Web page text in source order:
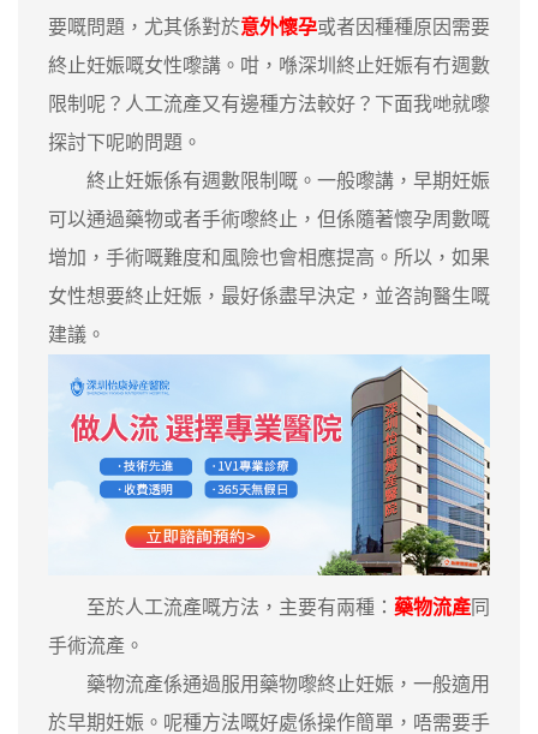
要嘅問題，尤其係對於意外懷孕或者因種種原因需要
終止妊娠嘅女性嚟講。咁，喺深圳終止妊娠有冇週數
限制呢？人工流產又有邊種方法較好？下面我哋就嚟
探討下呢啲問題。
終止妊娠係有週數限制嘅。一般嚟講，早期妊娠
可以通過藥物或者手術嚟終止，但係隨著懷孕周數嘅
增加，手術嘅難度和風險也會相應提高。所以，如果
女性想要終止妊娠，最好係盡早決定，並咨詢醫生嘅
建議。
至於人工流產嘅方法，主要有兩種： 藥物流產 同
手術流產。
藥物流產係通過服用藥物嚟終止妊娠，一般適用
於早期妊娠。呢種方法嘅好處係操作簡單，唔需要手